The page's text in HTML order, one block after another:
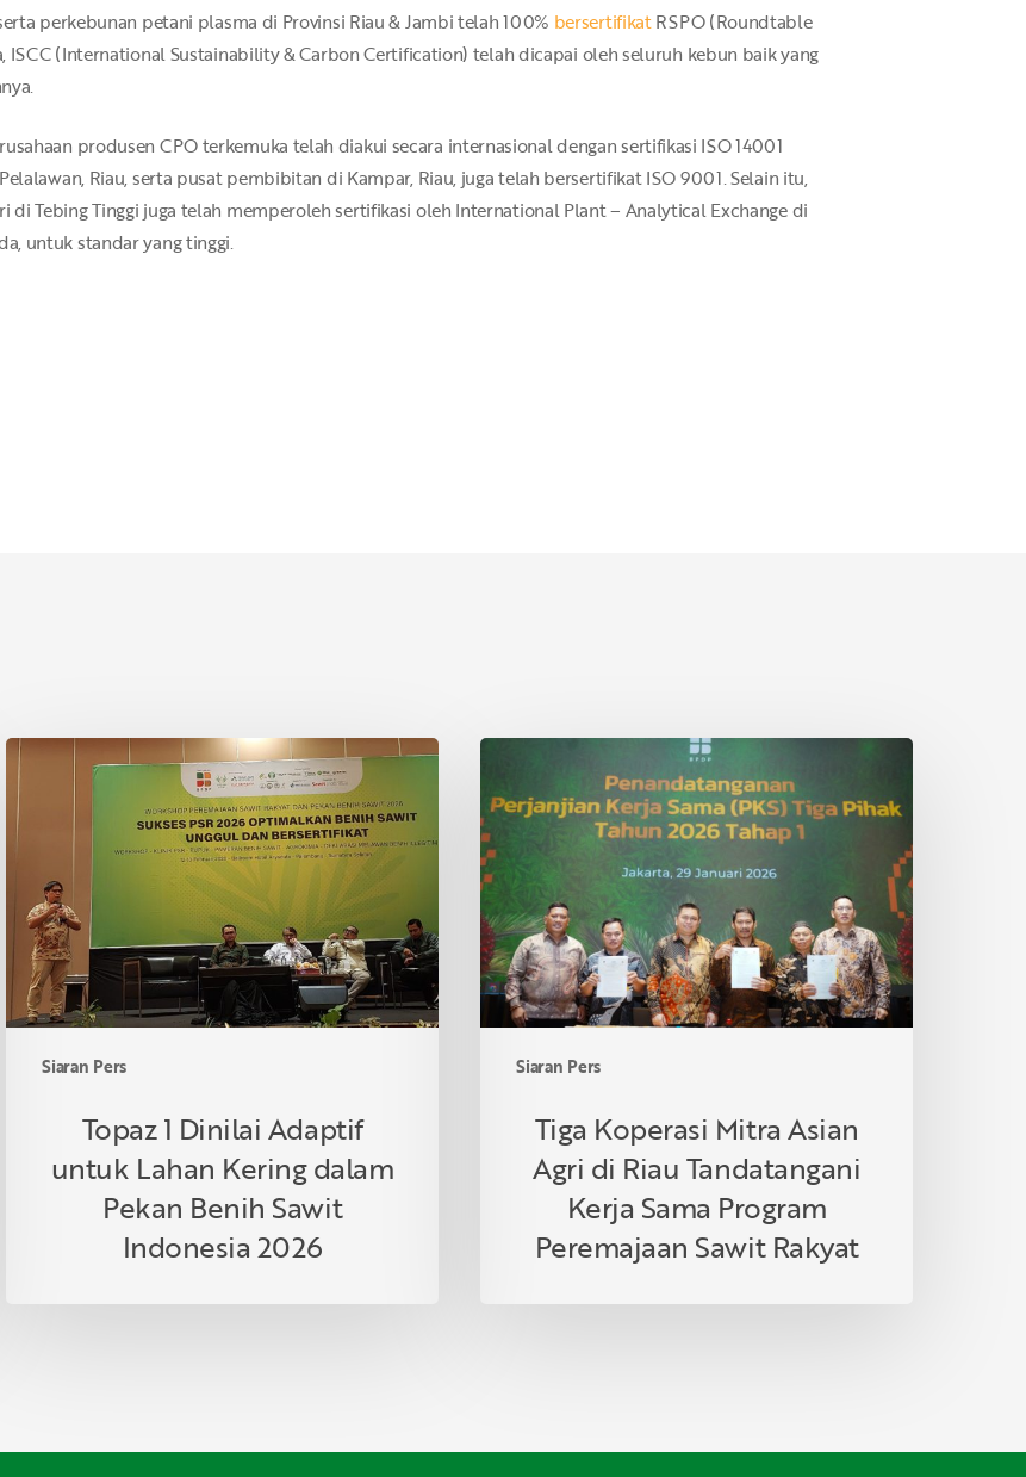
perkebunan petani plasma di Provinsi Riau & Jambi telah 100% bersertifikatRSPO (Roundtable
ISCC (International Sustainability & Carbon Certification) telah dicapai oleh seluruh kebun baik yang
produsen CPO terkemuka telah diakui secara internasional dengan sertifikasi ISO 14001
Riau, serta pusat pembibitan di Kampar, Riau, juga telah bersertifikat ISO 9001. Selain itu,
di Tebing Tinggi juga telah memperoleh sertifikasi oleh International Plant – Analytical Exchange di
untuk standar yang tinggi.
Siaran Pers
Topaz
Dinilai
Adaptif
Lahan
Kering
dalam
Pekan
Benih
Indonesia
Topaz 1 Dinilai Adaptif
untuk Lahan Kering dalam
Pekan Benih Sawit
Indonesia 2026
Siaran Pers
Tiga
Mitra
Asian
Agri
di
Riau
Tandatangani
Kerja
Sama
Peremajaan
Tiga Koperasi Mitra Asian
Agri di Riau Tandatangani
Kerja Sama Program
Peremajaan Sawit Rakyat